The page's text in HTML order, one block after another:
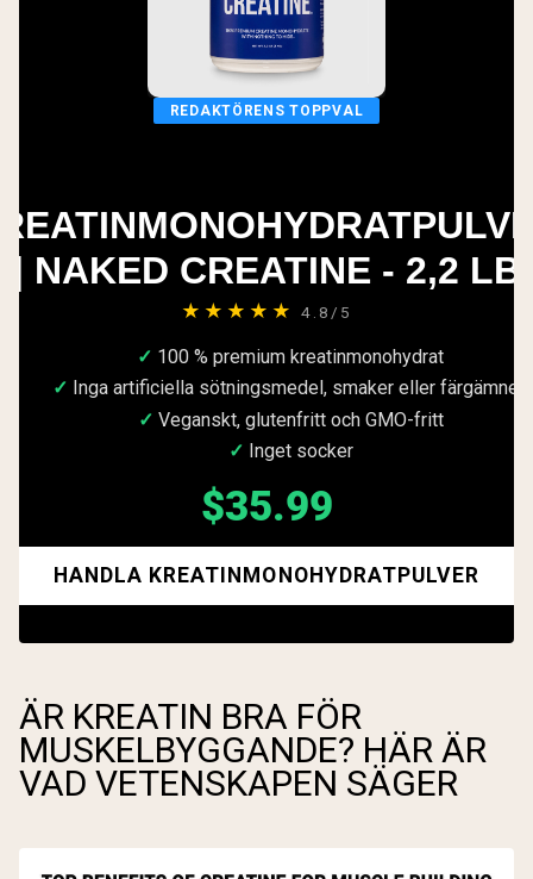
REDAKTÖRENS TOPPVAL
| NAKED CREATINE - 2,2 LB
★★★★★ 4.8/5
100 % premium kreatinmonohydrat
Inga artificiella sötningsmedel, smaker eller färgämnen
Veganskt, glutenfritt och GMO-fritt
Inget socker
$35.99
HANDLA KREATINMONOHYDRATPULVER
ÄR KREATIN BRA FÖR
MUSKELBYGGANDE? HÄR ÄR
VAD VETENSKAPEN SÄGER